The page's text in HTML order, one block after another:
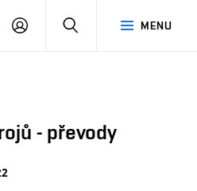
MENU
PŘIHLÁSIT
- převody